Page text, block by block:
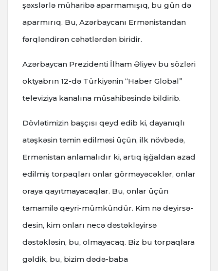
şəxslərlə müharibə aparmamışıq, bu gün də
aparmırıq. Bu, Azərbaycanı Ermənistandan
fərqləndirən cəhətlərdən biridir.
Azərbaycan Prezidenti İlham Əliyev bu sözləri
oktyabrın 12-də Türkiyənin “Haber Global”
televiziya kanalına müsahibəsində bildirib.
Dövlətimizin başçısı qeyd edib ki, dayanıqlı
atəşkəsin təmin edilməsi üçün, ilk növbədə,
Ermənistan anlamalıdır ki, artıq işğaldan azad
edilmiş torpaqları onlar görməyəcəklər, onlar
oraya qayıtmayacaqlar. Bu, onlar üçün
tamamilə qeyri-mümkündür. Kim nə deyirsə-
desin, kim onları necə dəstəkləyirsə
dəstəkləsin, bu, olmayacaq. Biz bu torpaqlara
gəldik, bu, bizim dədə-baba